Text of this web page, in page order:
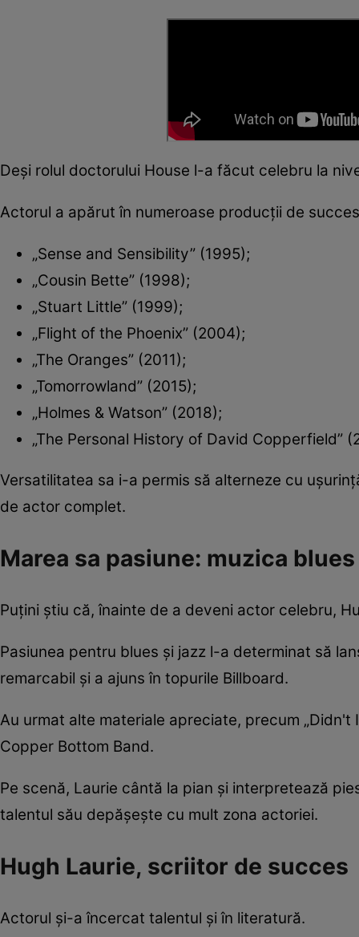
Deși rolul doctorului House l-a făcut celebru la
Actorul a apărut în numeroase producții de
„Sense and Sensibility” (1995);
„Cousin Bette” (1998);
„Stuart Little” (1999);
„Flight of the Phoenix” (2004);
„The Oranges” (2011);
„Tomorrowland” (2015);
„Holmes & Watson” (2018);
„The Personal History of David Copperfield”
Versatilitatea sa i-a permis să alterneze cu
de actor complet.
Marea sa pasiune: muzica blues
Puțini știu că, înainte de a deveni actor celebru,
Pasiunea pentru blues și jazz l-a determinat să
remarcabil și a ajuns în topurile Billboard.
Au urmat alte materiale apreciate, precum
Copper Bottom Band.
Pe scenă, Laurie cântă la pian și interpretează
talentul său depășește cu mult zona actoriei.
Hugh Laurie, scriitor de succes
Actorul și-a încercat talentul și în literatură.